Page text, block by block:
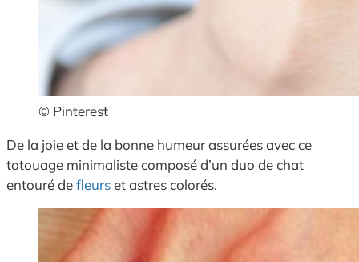
© Pinterest
De la joie et de la bonne humeur assurées avec ce
tatouage minimaliste composé d’un duo de chat
entouré defleurset astres colorés.